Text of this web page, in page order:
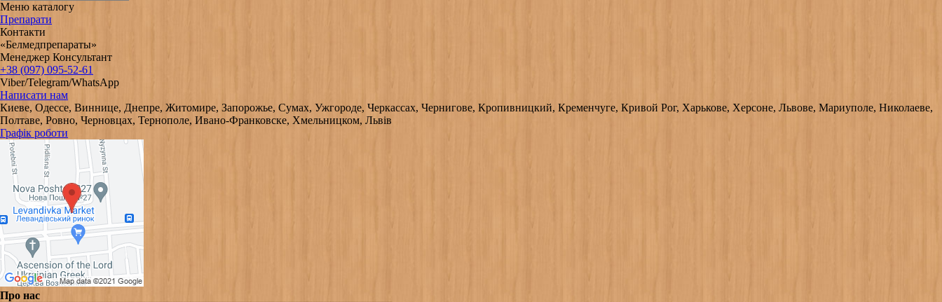
Меню каталогу
Препарати
Контакти
«Белмедпрепараты»
Менеджер Консультант
+38 (097) 095-52-61
Viber/Telegram/WhatsApp
Написати нам
Киеве, Одессе, Виннице, Днепре, Житомире, Запорожье, Сумах, Ужгороде, Черкассах, Чернигове, Кропивницкий, Кременчуге, Кривой Рог, Харькове, Херсоне, Львове, Мариуполе, Николаеве,
Полтаве, Ровно, Черновцах, Тернополе, Ивано-Франковске, Хмельницком, Львів
Графік роботи
Про нас